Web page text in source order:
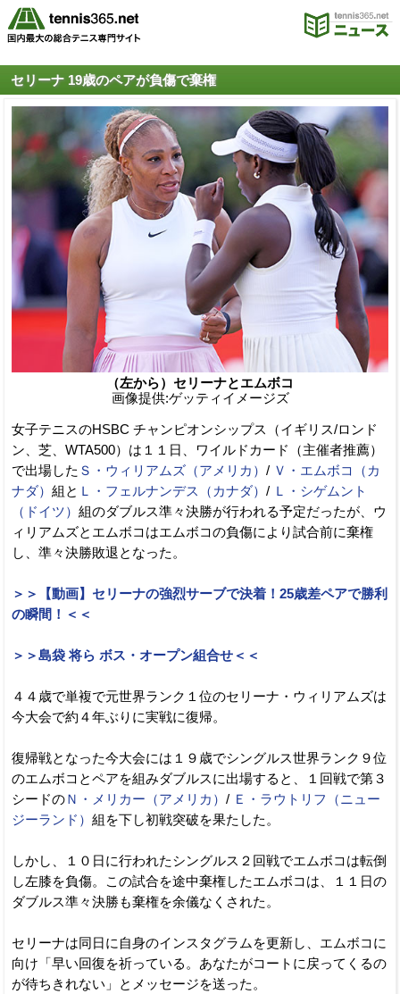
セリーナ 19歳のペアが負傷で棄権
（左から）セリーナとエムボコ
画像提供:ゲッティイメージズ
女子テニスのHSBC チャンピオンシップス（イギリス/ロンド
ン、芝、WTA500）は１１日、ワイルドカード（主催者推薦）
で出場した Ｓ・ウィリアムズ（アメリカ） / Ｖ・エムボコ（カ
ナダ） 組と Ｌ・フェルナンデス（カナダ） / Ｌ・シゲムント
（ドイツ） 組のダブルス準々決勝が行われる予定だったが、ウ
ィリアムズとエムボコはエムボコの負傷により試合前に棄権
し、準々決勝敗退となった。
＞＞【動画】セリーナの強烈サーブで決着！25歳差ペアで勝利
の瞬間！＜＜
＞＞島袋 将ら ボス・オープン組合せ＜＜
４４歳で単複で元世界ランク１位のセリーナ・ウィリアムズは
今大会で約４年ぶりに実戦に復帰。
復帰戦となった今大会には１９歳でシングルス世界ランク９位
のエムボコとペアを組みダブルスに出場すると、１回戦で第３
シードのＮ・メリカー（アメリカ） / Ｅ・ラウトリフ（ニュー
ジーランド） 組を下し初戦突破を果たした。
しかし、１０日に行われたシングルス２回戦でエムボコは転倒
し左膝を負傷。この試合を途中棄権したエムボコは、１１日の
ダブルス準々決勝も棄権を余儀なくされた。
セリーナは同日に自身のインスタグラムを更新し、エムボコに
向け「早い回復を祈っている。あなたがコートに戻ってくるの
が待ちきれない」とメッセージを送った。